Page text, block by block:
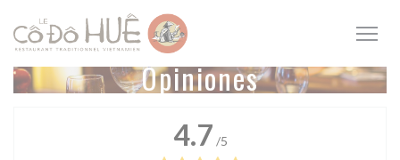
Personalización de sus opciones de cookies
Opiniones
4.7 /5